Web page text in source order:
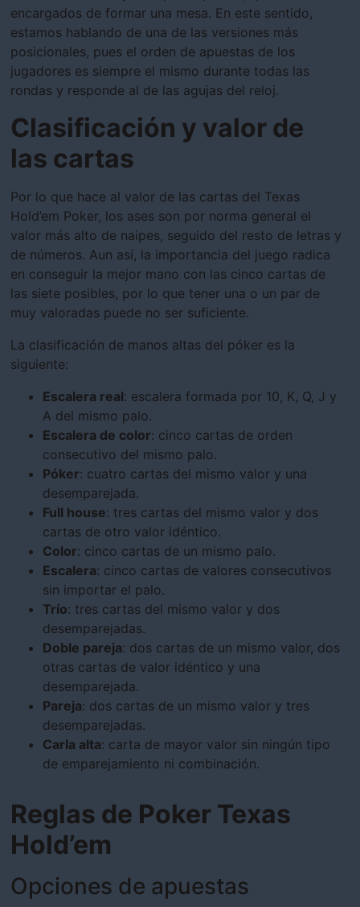
encargados de formar una mesa. En este sentido,
estamos hablando de una de las versiones más
posicionales, pues el orden de apuestas de los
jugadores es siempre el mismo durante todas las
rondas y responde al de las agujas del reloj.
Clasificación y valor de
las cartas
Por lo que hace al valor de las cartas del Texas
Hold’em Poker, los ases son por norma general el
valor más alto de naipes, seguido del resto de letras y
de números. Aun así, la importancia del juego radica
en conseguir la mejor mano con las cinco cartas de
las siete posibles, por lo que tener una o un par de
muy valoradas puede no ser suficiente.
La clasificación de manos altas del póker es la
siguiente:
Escalera real: escalera formada por 10, K, Q, J y
A del mismo palo.
Escalera de color: cinco cartas de orden
consecutivo del mismo palo.
Póker: cuatro cartas del mismo valor y una
desemparejada.
Full house: tres cartas del mismo valor y dos
cartas de otro valor idéntico.
Color: cinco cartas de un mismo palo.
Escalera: cinco cartas de valores consecutivos
sin importar el palo.
Trío: tres cartas del mismo valor y dos
desemparejadas.
Doble pareja: dos cartas de un mismo valor, dos
otras cartas de valor idéntico y una
desemparejada.
Pareja: dos cartas de un mismo valor y tres
desemparejadas.
Carla alta: carta de mayor valor sin ningún tipo
de emparejamiento ni combinación.
Reglas de Poker Texas
Hold’em
Opciones de apuestas